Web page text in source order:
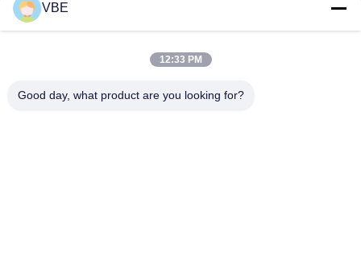
VBE
12:33 PM
Good day, what product are you looking for?